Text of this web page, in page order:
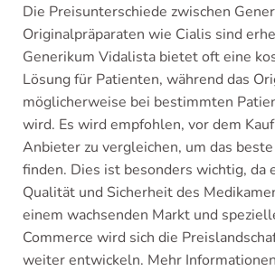
Die Preisunterschiede zwischen
Originalpräparaten wie Cialis sind
Generikum Vidalista bietet oft eine
Lösung für Patienten, während das
möglicherweise bei bestimmten
wird. Es wird empfohlen, vor dem
Anbieter zu vergleichen, um das
finden. Dies ist besonders wichtig, da
Qualität und Sicherheit des
einem wachsenden Markt und
Commerce wird sich die
weiter entwickeln. Mehr